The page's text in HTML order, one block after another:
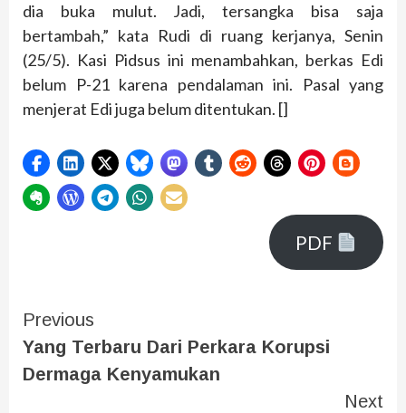
dia buka mulut. Jadi, tersangka bisa saja
bertambah,” kata Rudi di ruang kerjanya, Senin
(25/5). Kasi Pidsus ini menambahkan, berkas Edi
belum P-21 karena pendalaman ini. Pasal yang
menjerat Edi juga belum ditentukan. []
PDF
Previous
Yang Terbaru Dari Perkara Korupsi
Dermaga Kenyamukan
Next